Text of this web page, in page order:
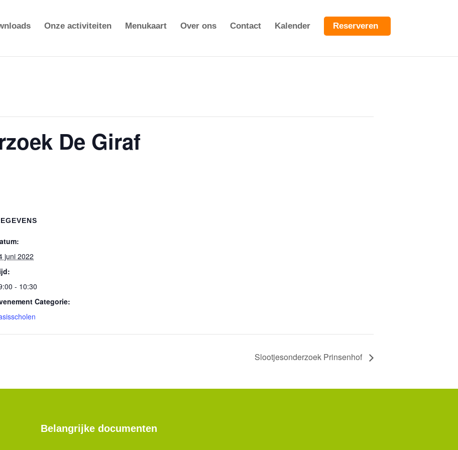
Onze activiteiten Menukaart Over ons Contact Kalender Reserveren
De Giraf
juni 2022
- 10:30
Categorie:
Slootjesonderzoek Prinsenhof
Belangrijke documenten